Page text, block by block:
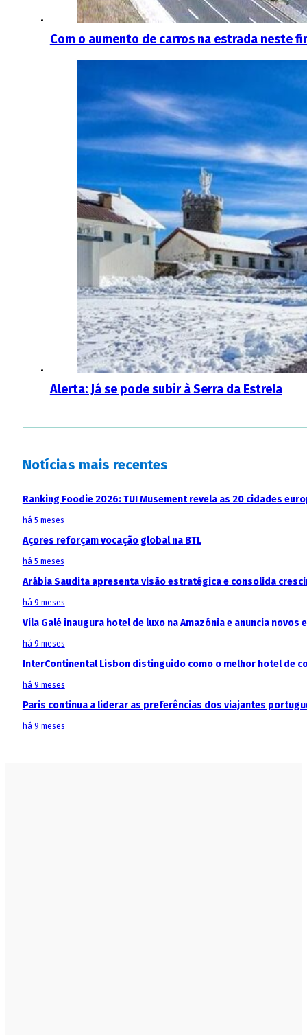
Com o aumento de carros na estrada neste
Alerta: Já se pode subir à Serra da Estrela
Notícias mais recentes
Ranking Foodie 2026: TUI Musement revela as 20 cidades
há 5 meses
Açores reforçam vocação global na BTL
há 5 meses
Arábia Saudita apresenta visão estratégica e consolida
há 9 meses
Vila Galé inaugura hotel de luxo na Amazónia e anuncia
há 9 meses
InterContinental Lisbon distinguido como o melhor hotel de
há 9 meses
Paris continua a liderar as preferências dos viajantes
há 9 meses